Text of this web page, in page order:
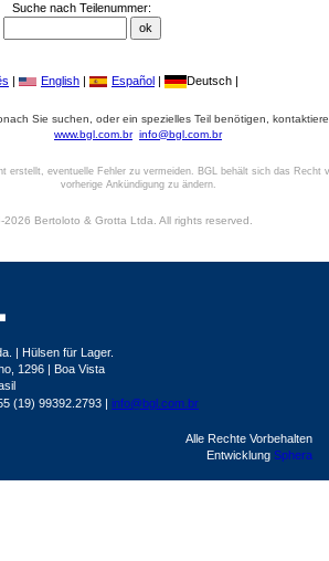
Suche nach Teilenummer:
| English | Español | Deutsch |
Sie suchen, oder ein spezielles Teil benötigen,
www.bgl.com.br info@bgl.com.br
erstellt, eventuelle Fehler zu vermeiden. BGL behält sich das Recht
vorherige Ankündigung zu ändern.
Bertoloto & Grotta Ltda. All rights reserved.
| Hülsen für Lager.
1296 | Boa Vista
(19) 99392.2793 | info@bgl.com.br
Alle Rechte Vorbehalten
Entwicklung Sphera